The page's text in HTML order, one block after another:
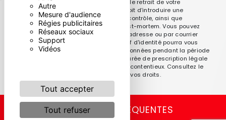
Autre
Mesure d'audience
Régies publicitaires
Réseaux sociaux
Support
Vidéos
Tout accepter
Tout refuser
portabilité, de limitation, d’opposition, de retrait de votre
consentement à tout moment et du droit d’introduire une
réclamation auprès d’une autorité de contrôle, ainsi que
d’organiser le sort de vos données post-mortem. Vous pouvez
exercer ces droits par voie postale à l'adresse ou par courrier
électronique à l'adresse . Un justificatif d'identité pourra vous
être demandé. Nous conservons vos données pendant la période
de prise de contact puis pendant la durée de prescription légale
aux fins probatoires et de gestion des contentieux. Consultez le
site cnil.fr pour plus d’informations sur vos droits.
RECHERCHES FRÉQUENTES